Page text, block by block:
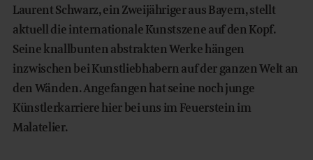
Laurent Schwarz, ein Zweijähriger aus Bayern, stellt
aktuell die internationale Kunstszene auf den Kopf.
Seine knallbunten abstrakten Werke hängen
inzwischen bei Kunstliebhabern auf der ganzen Welt an
den Wänden. Angefangen hat seine noch junge
Künstlerkarriere hier bei uns im Feuerstein im
Malatelier.